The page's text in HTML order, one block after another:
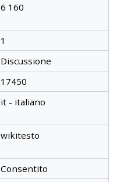
6 160
1
Discussione
17450
it - italiano
wikitesto
Consentito